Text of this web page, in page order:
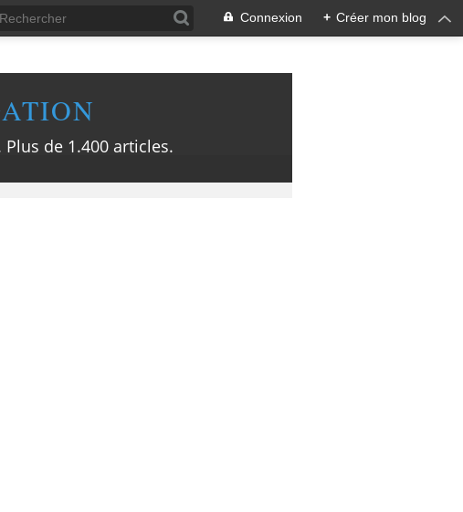
Connexion + Créer mon blog
de 1.400 articles.